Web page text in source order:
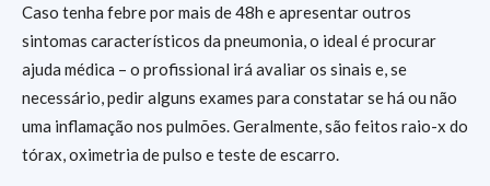
Caso tenha febre por mais de 48h e apresentar outros
sintomas característicos da pneumonia, o ideal é procurar
ajuda médica – o profissional irá avaliar os sinais e, se
necessário, pedir alguns exames para constatar se há ou não
uma inflamação nos pulmões. Geralmente, são feitos raio-x do
tórax, oximetria de pulso e teste de escarro.